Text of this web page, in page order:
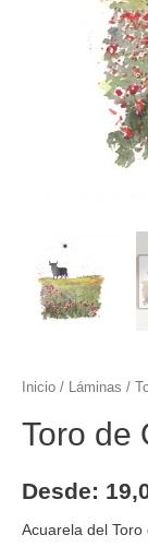
Inicio / Láminas /
Toro de
Desde:
Acuarela del Toro